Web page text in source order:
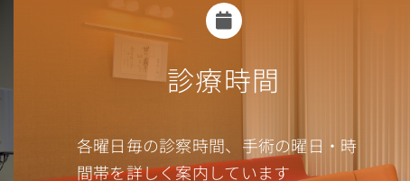
診療時間
各曜日毎の診察時間、手術の曜日・時
間帯を詳しく案内しています